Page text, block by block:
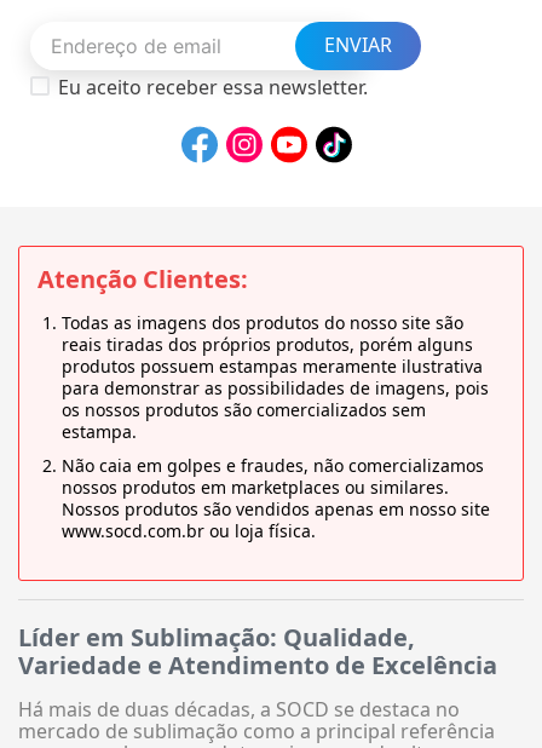
ENVIAR
Eu aceito receber essa newsletter.
Atenção Clientes:
Todas as imagens dos produtos do nosso site são
reais tiradas dos próprios produtos, porém alguns
produtos possuem estampas meramente ilustrativa
para demonstrar as possibilidades de imagens, pois
os nossos produtos são comercializados sem
estampa.
Não caia em golpes e fraudes, não comercializamos
nossos produtos em marketplaces ou similares.
Nossos produtos são vendidos apenas em nosso site
www.socd.com.br ou loja física.
Líder em Sublimação: Qualidade,
Variedade e Atendimento de Excelência
Há mais de duas décadas, a SOCD se destaca no
mercado de sublimação como a principal referência